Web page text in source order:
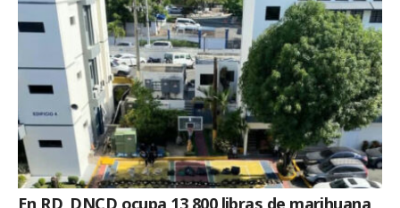
En RD, DNCD ocupa 13,800 libras de marihuana